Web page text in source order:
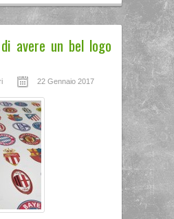
di avere un bel logo
22 Gennaio 2017